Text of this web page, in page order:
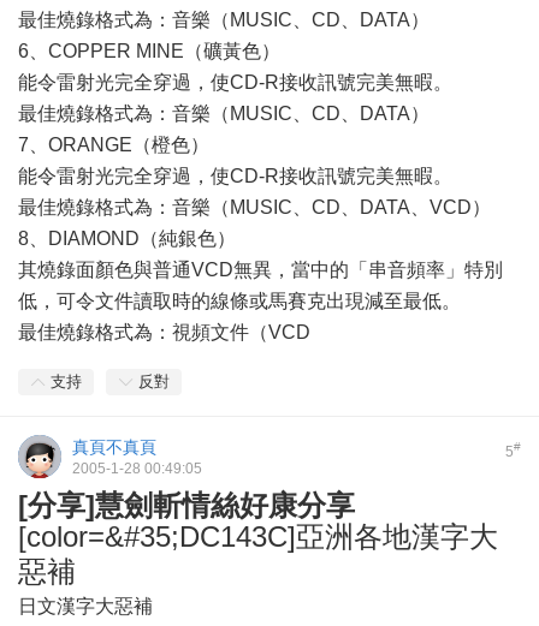
最佳燒錄格式為：音樂（MUSIC、CD、DATA）
6、COPPER MINE（礦黃色）
能令雷射光完全穿過，使CD-R接收訊號完美無暇。
最佳燒錄格式為：音樂（MUSIC、CD、DATA）
7、ORANGE（橙色）
能令雷射光完全穿過，使CD-R接收訊號完美無暇。
最佳燒錄格式為：音樂（MUSIC、CD、DATA、VCD）
8、DIAMOND（純銀色）
其燒錄面顏色與普通VCD無異，當中的「串音頻率」特別
低，可令文件讀取時的線條或馬賽克出現減至最低。
最佳燒錄格式為：視頻文件（VCD
支持 反對
5#
真頁不真頁
2005-1-28 00:49:05
[分享]慧劍斬情絲好康分享
[color=&#35;DC143C]亞洲各地漢字大
惡補
日文漢字大惡補